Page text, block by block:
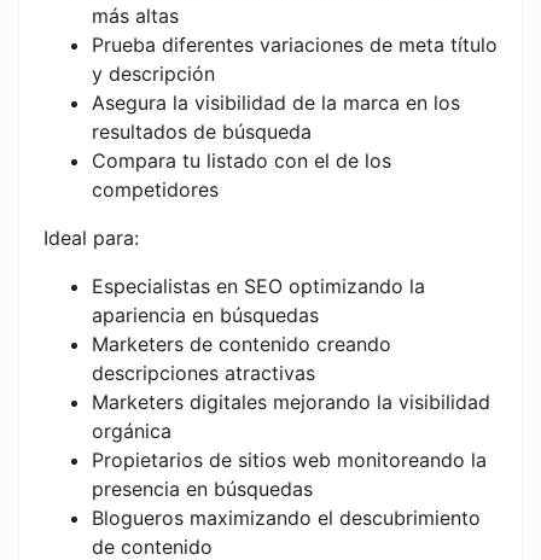
más altas
Prueba diferentes variaciones de meta título
y descripción
Asegura la visibilidad de la marca en los
resultados de búsqueda
Compara tu listado con el de los
competidores
Ideal para:
Especialistas en SEO optimizando la
apariencia en búsquedas
Marketers de contenido creando
descripciones atractivas
Marketers digitales mejorando la visibilidad
orgánica
Propietarios de sitios web monitoreando la
presencia en búsquedas
Blogueros maximizando el descubrimiento
de contenido